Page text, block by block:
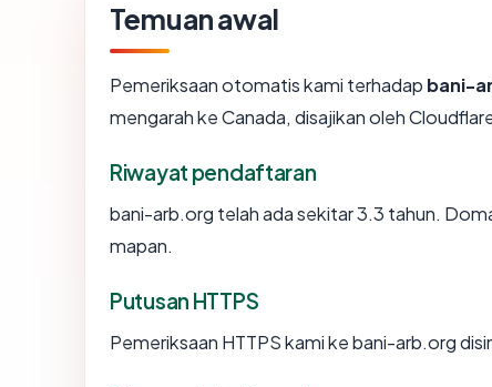
Temuan awal
Pemeriksaan otomatis kami terhadap bani-
mengarah ke Canada, disajikan oleh
Riwayat pendaftaran
bani-arb.org telah ada sekitar 3.3 tahun.
mapan.
Putusan HTTPS
Pemeriksaan HTTPS kami ke bani-arb.org